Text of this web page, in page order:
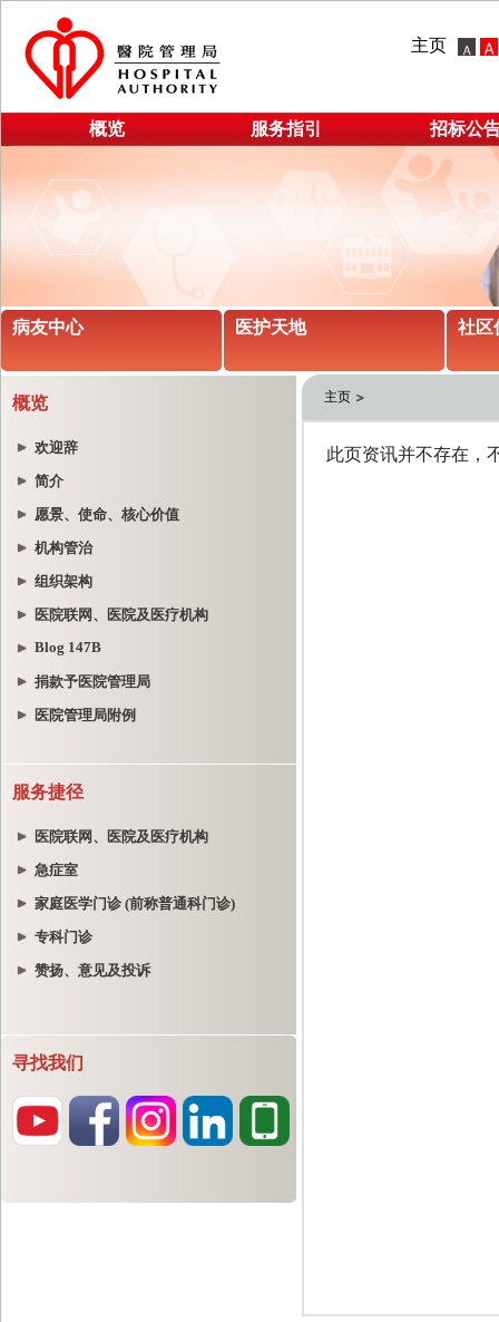
主页
概览 服务指引 招标公
病友中心 医护天地 社区
概览
欢迎辞
简介
愿景、使命、核心价值
机构管治
组织架构
医院联网、医院及医疗机构
Blog 147B
捐款予医院管理局
医院管理局附例
服务捷径
医院联网、医院及医疗机构
急症室
家庭医学门诊 (前称普通科门诊)
专科门诊
赞扬、意见及投诉
寻找我们
主页